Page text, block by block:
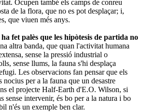
Ocupen també els camps de conreu
de la flora, que no es pot desplaçar; i,
que viuen més anys.
fet palès que les hipòtesis de partida no
altra banda, que quan l'activitat humana
sense la pressió industrial o
sense llums, la fauna s'hi desplaça
Les observacions fan pensar que els
nocius per a la fauna que un desastre
el projecte Half-Earth d'E.O. Wilson, si
sense intervenir, és bo per a la natura i bo
n'és un exemple ben clar.